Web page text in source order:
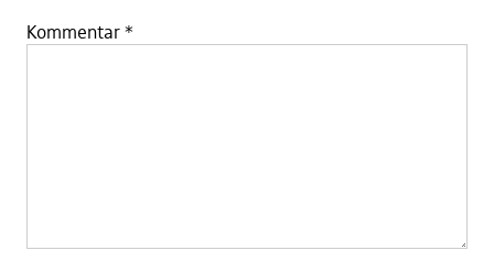
Kommentar *